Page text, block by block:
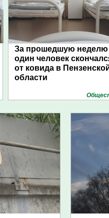
За прошедшую неделю
один человек
от ковида в
области